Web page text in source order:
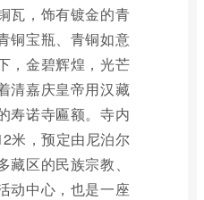
瓦，饰有镀金的青
铜宝瓶、青铜如意
，金碧辉煌，光芒
清嘉庆皇帝用汉藏
寿诺寺匾额。寺内
米，预定由尼泊尔
区的民族宗教、
动中心，也是一座